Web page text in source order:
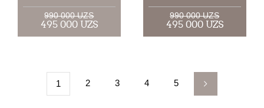
990 000 UZS
495 000 UZS
990 000 UZS
495 000 UZS
1 2 3 4 5